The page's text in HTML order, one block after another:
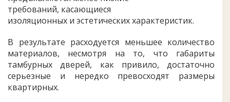
требований, касающиеся
изоляционных и эстетических характеристик.
В результате расходуется меньшее количество
материалов, несмотря на то, что габариты
тамбурных дверей, как привило, достаточно
серьезные и нередко превосходят размеры
квартирных.